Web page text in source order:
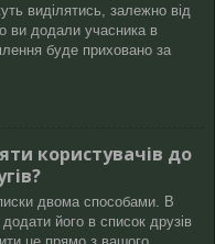
виділятись, залежно від
ви додали учасника в
буде приховано за
користувачів до
двома способами. В
його в список друзів